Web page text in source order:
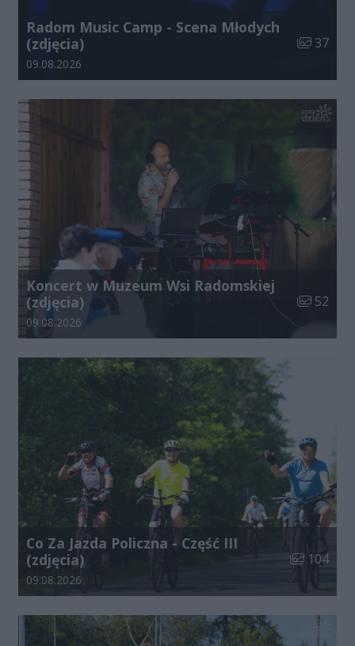
Radom Music Camp - Scena Młodych
(zdjęcia)
Liczba
37
Data dodania galerii:
09.08.2026
Koncert w Muzeum Wsi Radomskiej
(zdjęcia)
Liczba
52
Data dodania galerii:
09.08.2026
Co Za Jazda Policzna - Część III
(zdjęcia)
Liczba
104
Data dodania galerii:
09.08.2026